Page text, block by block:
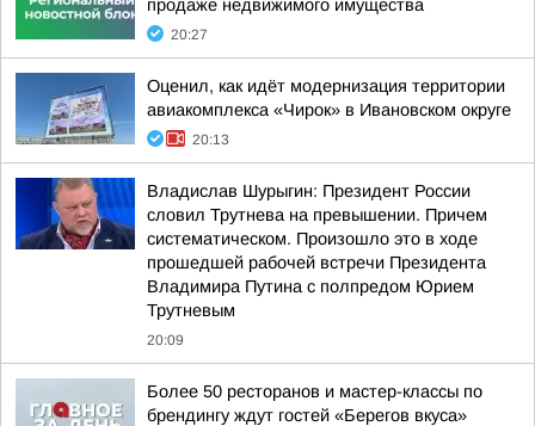
продаже недвижимого имущества
20:27
Оценил, как идёт модернизация территории
авиакомплекса «Чирок» в Ивановском округе
20:13
Владислав Шурыгин: Президент России
словил Трутнева на превышении. Причем
систематическом. Произошло это в ходе
прошедшей рабочей встречи Президента
Владимира Путина с полпредом Юрием
Трутневым
20:09
Более 50 ресторанов и мастер-классы по
брендингу ждут гостей «Берегов вкуса»